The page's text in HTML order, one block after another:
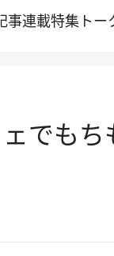
事連載特集 ト
でもち